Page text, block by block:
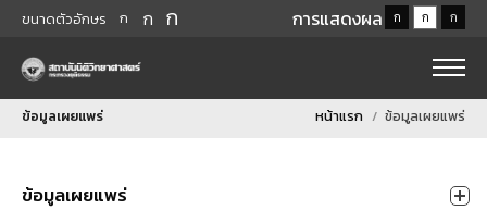
ขนาดตัวอักษร ก ก ก การแสดงผล ก ก ก
ข้อมูลเผยแพร่ หน้าแรก ข้อมูลเผยแพร่
ข้อมูลเผยแพร่